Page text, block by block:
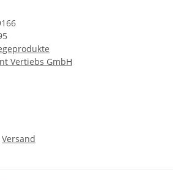
Vertiebs GmbH
Versand